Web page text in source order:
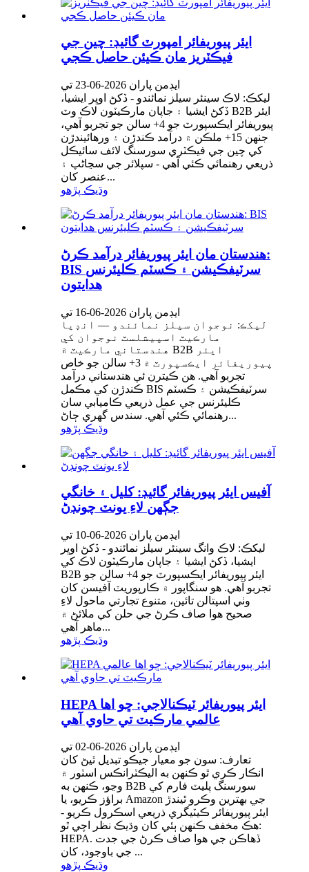
ايئر پيوريفائر امپورٽ گائيڊ: چين جي
فيڪٽريز مان ڪيئن حاصل ڪجي
ايڊمن پاران 2026-06-23 تي
ليکڪ: لاڪ سينئر سيلز نمائندو - ڏکڻ اوڀر ايشيا،
ڏکڻ ايشيا ۽ جاپان مارڪيٽون لاڪ وٽ B2B ايئر
پيوريفائر ايڪسپورٽ جو 4+ سالن جو تجربو آهي،
جنهن 15+ ملڪن ۾ درآمد ڪندڙن ۽ ورهائيندڙن
کي چين جي فيڪٽري سورسنگ لائف سائيڪل
ذريعي رهنمائي ڪئي آهي - سپلائر جي سڃاڻپ ۽
عنصر کان...
وڌيڪ پڙهو
هندستان مان ايئر پيوريفائر درآمد ڪرڻ:
BIS سرٽيفڪيشن ۽ ڪسٽم ڪليئرنس
هدايتون
ايڊمن پاران 2026-06-16 تي
ليکڪ: نوجوان سيلز نمائندو — انڊيا
مارڪيٽ اسپيشلسٽ نوجوان کي
هندستاني مارڪيٽ ۾ B2B ايئر
پيوريفائر ايڪسپورٽ ۾ 3+ سالن جو خاص
تجربو آهي. هن ڪيترن ئي هندستاني درآمد
ڪندڙن کي مڪمل BIS سرٽيفڪيشن ۽ ڪسٽم
ڪليئرنس جي عمل ذريعي ڪاميابي سان
رهنمائي ڪئي آهي. سندس گهري ڄاڻ...
وڌيڪ پڙهو
آفيس ايئر پيوريفائر گائيڊ: کليل ۽ خانگي
جڳهن لاءِ يونٽ چونڊڻ
ايڊمن پاران 2026-06-10 تي
ليکڪ: لاڪ وانگ سينئر سيلز نمائندو - ڏکڻ اوڀر
ايشيا، ڏکڻ ايشيا ۽ جاپان مارڪيٽون لاڪ کي
B2B ايئر پيوريفائر ايڪسپورٽ جو 4+ سالن جو
تجربو آهي. هو سنگاپور ۾ ڪارپوريٽ آفيسن کان
وٺي اسپتالن تائين، متنوع تجارتي ماحول لاءِ
صحيح هوا صاف ڪرڻ جي حلن کي ملائڻ ۾
ماهر آهي...
وڌيڪ پڙهو
HEPA ايئر پيوريفائر ٽيڪنالاجي: ڇو اها
عالمي مارڪيٽ تي حاوي آهي
ايڊمن پاران 2026-06-02 تي
تعارف: سون جو معيار جيڪو تبديل ٿيڻ کان
انڪار ڪري ٿو ڪنهن به اليڪٽرانڪس اسٽور ۾
وڃو، ڪنهن به B2B سورسنگ پليٽ فارم کي
براؤز ڪريو، يا Amazon جي بهترين وڪرو ٿيندڙ
ايئر پيوريفائر ڪيٽيگري ذريعي اسڪرول ڪريو -
هڪ مخفف ڪنهن ٻئي کان وڌيڪ نظر اچي ٿو:
HEPA. ڏهاڪن جي هوا صاف ڪرڻ جي جدت
جي باوجود، کان ...
وڌيڪ پڙهو